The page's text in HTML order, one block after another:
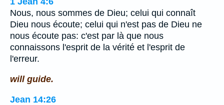
Nous, nous sommes de Dieu; celui qui connaît
Dieu nous écoute; celui qui n'est pas de Dieu ne
nous écoute pas: c'est par là que nous
connaissons l'esprit de la vérité et l'esprit de
l'erreur.
will guide.
Jean 14:26